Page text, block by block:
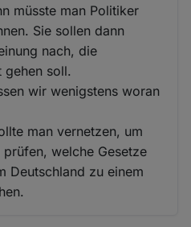
müsste man Politiker
Sie sollen dann
nach, die
gehen soll.
wir wenigstens woran
man vernetzen, um
welche Gesetze
Deutschland zu einem